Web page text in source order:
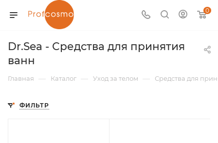
0
Dr.Sea - Средства для принятия
ванн
Главная — Каталог — Уход за телом — Средства для
ФИЛЬТР